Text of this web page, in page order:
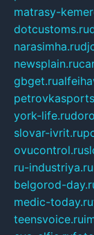
matrasy-
dotcustoms.ru
narasimha.ru
newsplain.ru
gbget.ru
york-life.ru
slovar-ivrit.ru
ovucontrol.ru
ru-industriya.ru
belgorod-
medic-today.ru
teensvoice.ru